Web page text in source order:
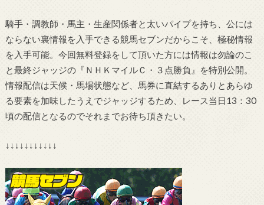
騎手・調教師・馬主・生産関係者と太いパイプを持ち、公には
ならない裏情報を入手できる競馬セブンだからこそ、極秘情報
を入手可能。今回無料登録をして頂いた方には情報は勿論のこ
と最終ジャッジの『ＮＨＫマイルＣ・３点勝負』を特別公開。
情報配信は天候・馬場状態など、馬券に直結するありとあらゆ
る要素を加味したうえでジャッジするため、レース当日13：30
頃の配信となるのでそれまでお待ち頂きたい。
↓↓↓↓↓↓↓↓↓↓↓